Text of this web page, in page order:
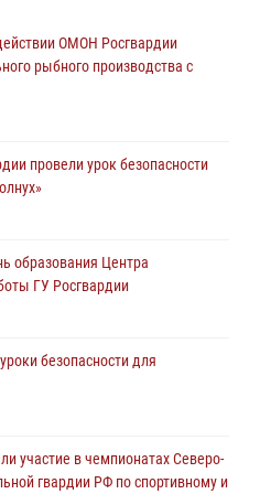
оперативно задержали
устройства рядом с жилыми
обеспечили
"Зенит" - "Балтика"
обнаружил
объявленный в розыск
при совершении кражи в
ОМОН Росгвардии
рыбного производства с
провели урок безопасности
образования Центра
ГУ Росгвардии
безопасности для
участие в чемпионатах Северо-
гвардии РФ по спортивному и